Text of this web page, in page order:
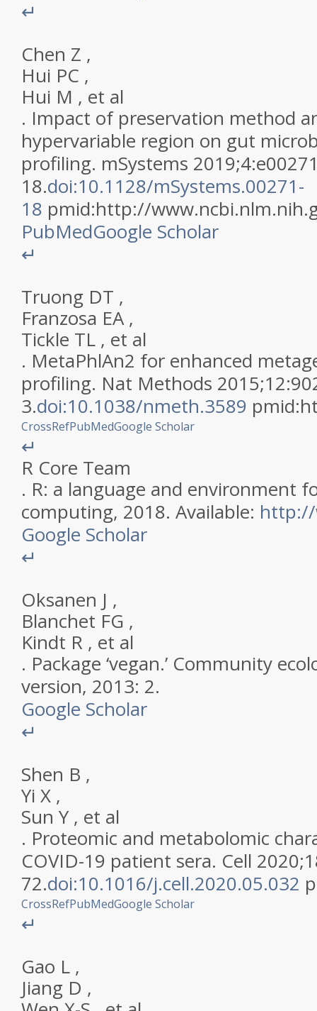
↵
Chen Z ,
Hui PC ,
Hui M , et al
. Impact of preservation method
hypervariable region on gut
profiling. mSystems 2019;4:
18.doi:10.1128/mSystems.00271-
18 pmid:http://
PubMedGoogle Scholar
↵
Truong DT ,
Franzosa EA ,
Tickle TL , et al
. MetaPhlAn2 for enhanced
profiling. Nat Methods 2015;12:
3.doi:10.1038/nmeth.3589 pmid:
CrossRefPubMedGoogle Scholar
↵
R Core Team
. R: a language and environment
computing, 2018. Available:
Google Scholar
↵
Oksanen J ,
Blanchet FG ,
Kindt R , et al
. Package ‘vegan.’ Community
version, 2013: 2.
Google Scholar
↵
Shen B ,
Yi X ,
Sun Y , et al
. Proteomic and metabolomic
COVID-19 patient sera. Cell 2020;
72.doi:10.1016/j.cell.2020.05.032
CrossRefPubMedGoogle Scholar
↵
Gao L ,
Jiang D ,